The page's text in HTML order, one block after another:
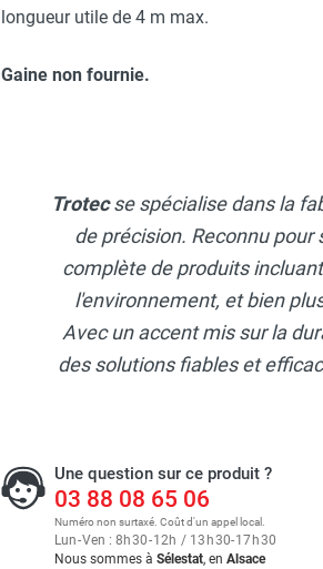
longueur utile de 4 m max.
Gaine non fournie.
Trotecse spécialise dans la
de précision. Reconnu
complète de produits
l'environnement, et bien
Avec un accent mis sur la
des solutions fiables et
Une question sur ce produit ?
03 88 08 65 06
Numéro non surtaxé. Coût d'un appel local.
Lun-Ven : 8h30-12h / 13h30-17h30
Nous sommes à Sélestat, en Alsace